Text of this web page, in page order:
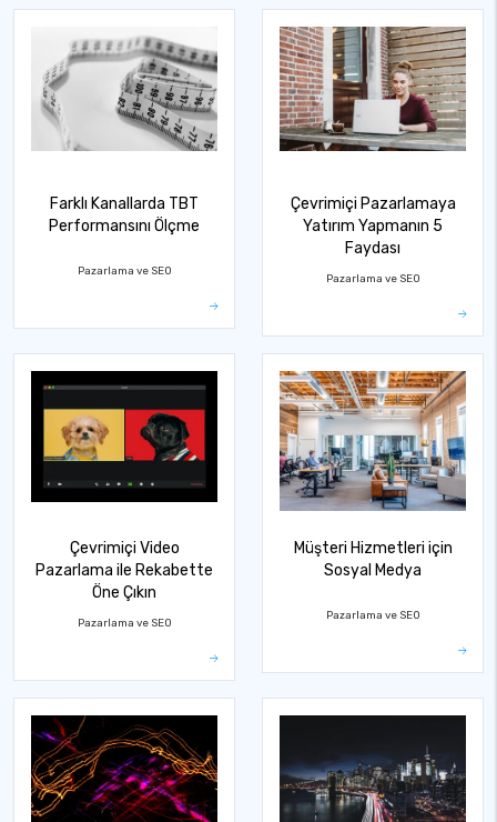
Farklı Kanallarda TBT
Performansını Ölçme
Pazarlama ve SEO
Çevrimiçi Pazarlamaya
Yatırım Yapmanın 5
Faydası
Pazarlama ve SEO
Çevrimiçi Video
Pazarlama ile Rekabette
Öne Çıkın
Pazarlama ve SEO
Müşteri Hizmetleri için
Sosyal Medya
Pazarlama ve SEO